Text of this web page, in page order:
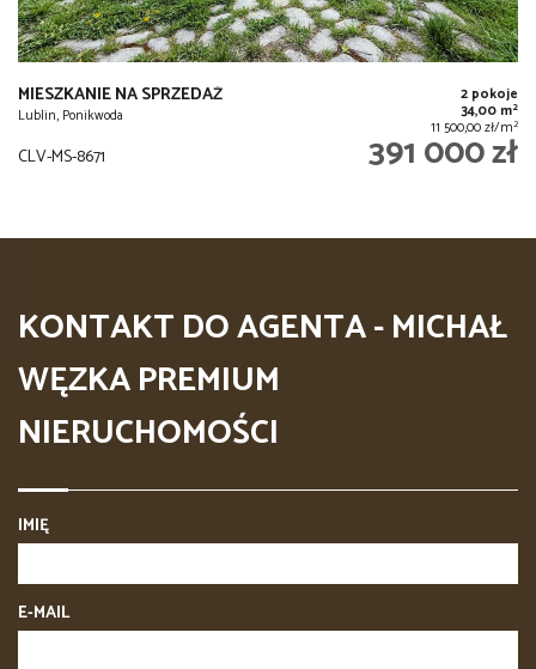
MIESZKANIE NA SPRZEDAŻ
Lublin, Ponikwoda
2 pokoje
34,00 m2
11 500,00 zł/m2
CLV-MS-8671 391 000 zł
KONTAKT DO AGENTA - MICHAŁ
WĘZKA PREMIUM
NIERUCHOMOŚCI
IMIĘ
E-MAIL